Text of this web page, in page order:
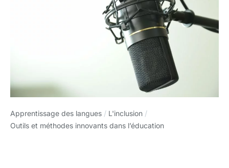
Apprentissage des langues / L'inclusion /
Outils et méthodes innovants dans l’éducation